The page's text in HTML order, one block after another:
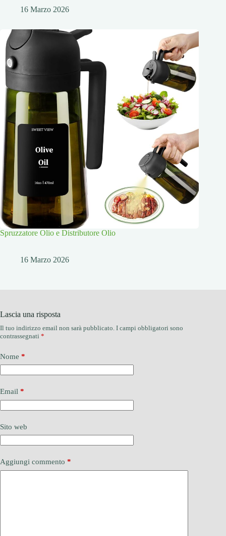
16 Marzo 2026
Spruzzatore Olio e Distributore Olio
16 Marzo 2026
Lascia una risposta
Il tuo indirizzo email non sarà pubblicato. I campi obbligatori sono
contrassegnati *
Nome *
Email *
Sito web
Aggiungi commento *